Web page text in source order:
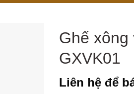
Ghế xông
GXVK01
Liên hệ để